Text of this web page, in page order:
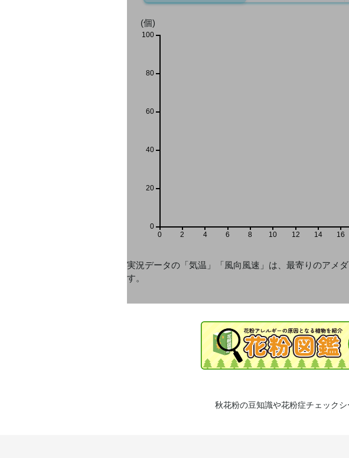
0 2 4 6 8 10 12 14 16
(個)
0
20
40
60
80
100
実況データの「気温」「風向風速」は、最寄りのアメダ
す。
秋花粉の豆知識や花粉症チェック